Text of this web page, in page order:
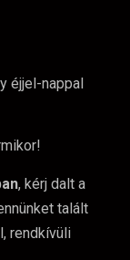
éjjel-nappal
, kérj dalt a
talált
rendkívüli